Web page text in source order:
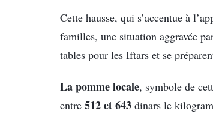
Cette hausse, qui s’accentue à
familles, une situation aggravée
tables pour les Iftars et se
La pomme locale, symbole de
entre 512 et 643 dinars le